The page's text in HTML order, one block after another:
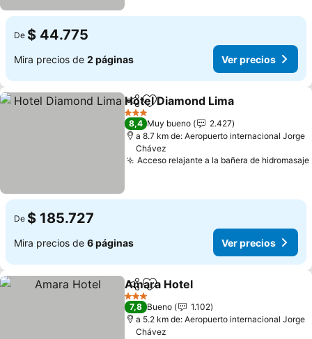
De $ 44.775
Mira precios de 2 páginas Ver precios
CompartirAgregar a favoritos
Hotel Diamond Lima
3 Estrellas
8,4 Muy bueno
2.427
a 8.7 km de: Aeropuerto internacional Jorge
Chávez
Acceso relajante a la bañera de hidromasaje
De $ 185.727
Mira precios de 6 páginas Ver precios
CompartirAgregar a favoritos
Amara Hotel
3 Estrellas
7,8 Bueno
1.102
a 5.2 km de: Aeropuerto internacional Jorge
Chávez